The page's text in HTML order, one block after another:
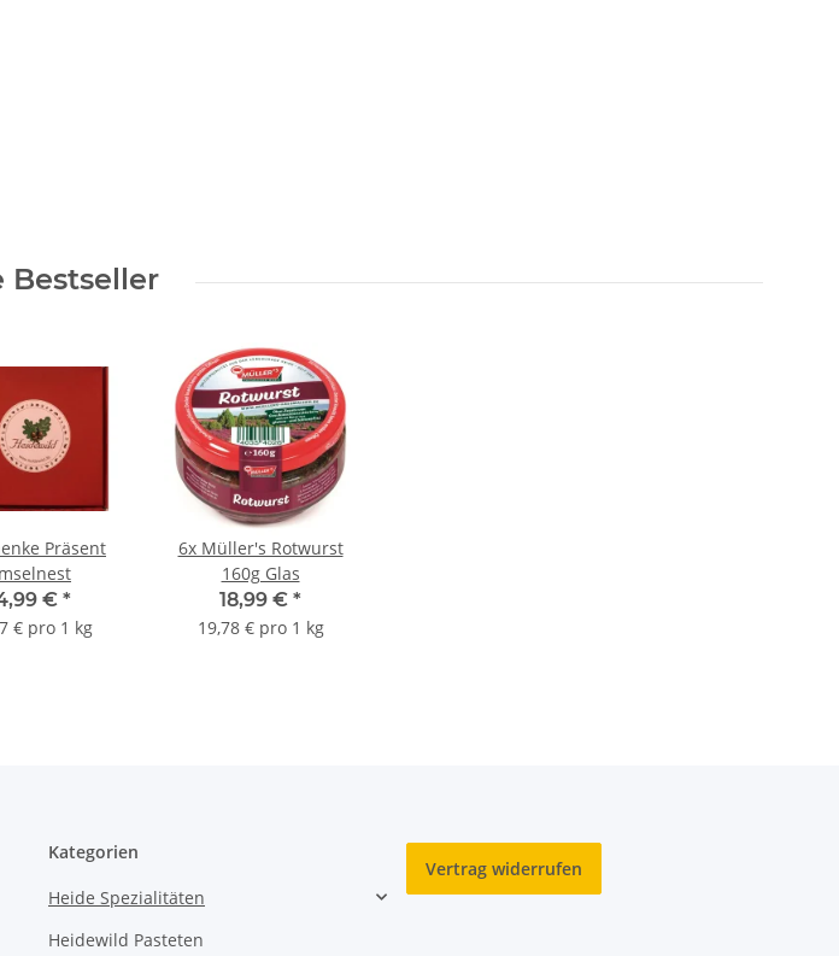
Bestseller
Präsent
€ *
€ pro 1 kg
6x Müller's Rotwurst
160g Glas
18,99 € *
19,78 € pro 1 kg
Kategorien
Heide Spezialitäten
Heidewild Pasteten
Vertrag widerrufen